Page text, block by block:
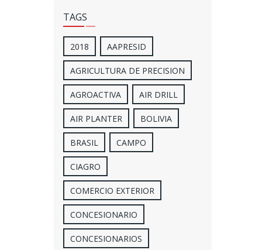
TAGS
2018 AAPRESID
AGRICULTURA DE PRECISION
AGROACTIVA AIR DRILL
AIR PLANTER BOLIVIA
BRASIL CAMPO
CIAGRO
COMERCIO EXTERIOR
CONCESIONARIO
CONCESIONARIOS